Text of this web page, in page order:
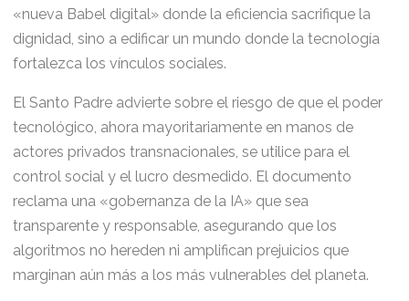
«nueva Babel digital» donde la eficiencia sacrifique la
dignidad, sino a edificar un mundo donde la tecnología
fortalezca los vínculos sociales.
El Santo Padre advierte sobre el riesgo de que el poder
tecnológico, ahora mayoritariamente en manos de
actores privados transnacionales, se utilice para el
control social y el lucro desmedido. El documento
reclama una «gobernanza de la IA» que sea
transparente y responsable, asegurando que los
algoritmos no hereden ni amplifican prejuicios que
marginan aún más a los más vulnerables del planeta.